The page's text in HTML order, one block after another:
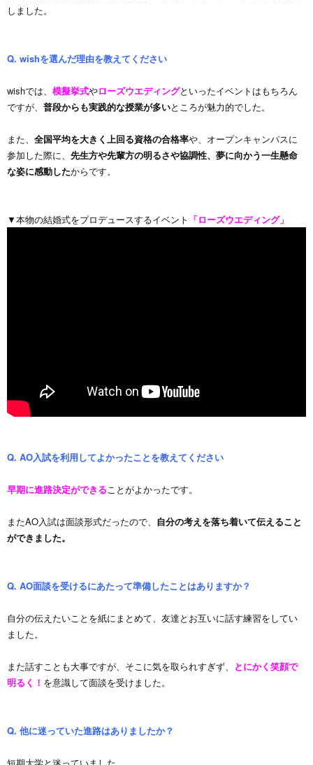
しました。
Q. wishを選んだ理由を教えてください
wishでは、 模擬挙式やローズウエディングといったイベントはもちろん
ですが、 普段からも実践的な授業が多いところが魅力的でした。
また、 全国平均を大きく上回る資格の合格率や、オープンキャンパスに
参加した際に、 先生方や先輩方の明るさや協調性、夢に向かう一生懸命
な姿に感動したからです。
▼本物の結婚式をプロデュースするイベント 「ローズウエディング」
Q. AO入試を利用してよかったことを教えてください
早期に進路決定ができる ことがよかったです。
またAO入試は面談形式だったので、 自分の考えを落ち着いて伝えること
ができました。
Q. AO面談を受けるにあたって準備したことはありますか？
自分の伝えたいことを紙にまとめて、友達とお互いに話す練習をしてい
ました。
また話すことも大事ですが、そこに気を取られすぎず、
とにかく笑顔で
明るく！ を意識して面談を受けました。
Q. 他に迷っていた進路はありましたか？